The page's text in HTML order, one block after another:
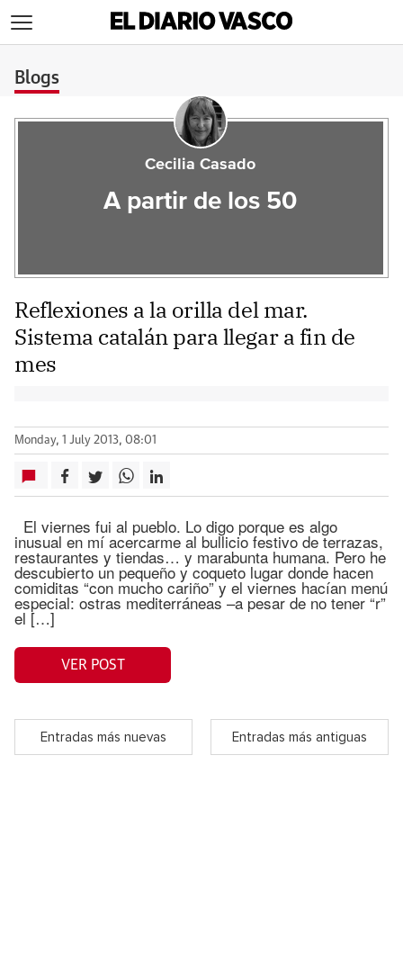
Blogs
Cecilia Casado
A partir de los 50
Reflexiones a la orilla del mar.
Sistema catalán para llegar a fin de
mes
Monday, 1 July 2013, 08:01
El viernes fui al pueblo. Lo digo porque es algo
inusual en mí acercarme al bullicio festivo de terrazas,
restaurantes y tiendas… y marabunta humana. Pero he
descubierto un pequeño y coqueto lugar donde hacen
comiditas “con mucho cariño” y el viernes hacían menú
especial: ostras mediterráneas –a pesar de no tener “r”
el […]
VER POST
Entradas más nuevas Entradas más antiguas